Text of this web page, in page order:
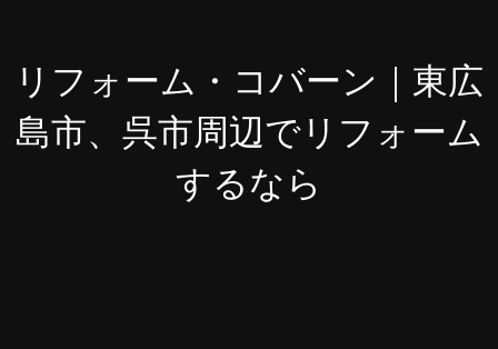
リフォーム・コバーン｜東広
島市、呉市周辺でリフォーム
するなら